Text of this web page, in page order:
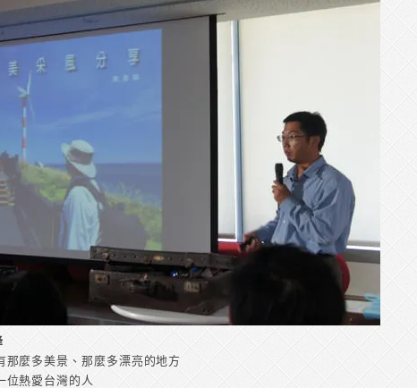
那麼多美景、那麼多漂亮的地方
位熱愛台灣的人